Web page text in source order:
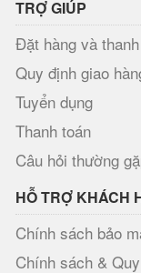
TRỢ GIÚP
Đặt hàng và
Quy định giao
Tuyển dụng
Thanh toán
Câu hỏi thường
HỖ TRỢ KHÁCH
Chính sách bảo
Chính sách &